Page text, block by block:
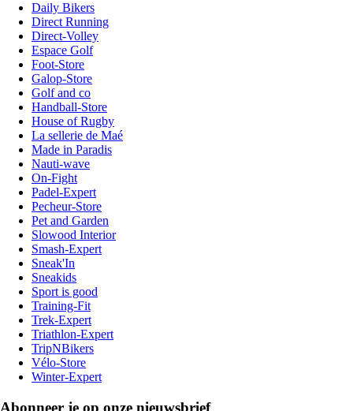
Daily Bikers
Direct Running
Direct-Volley
Espace Golf
Foot-Store
Galop-Store
Golf and co
Handball-Store
House of Rugby
La sellerie de Maé
Made in Paradis
Nauti-wave
On-Fight
Padel-Expert
Pecheur-Store
Pet and Garden
Slowood Interior
Smash-Expert
Sneak'In
Sneakids
Sport is good
Training-Fit
Trek-Expert
Triathlon-Expert
TripNBikers
Vélo-Store
Winter-Expert
Abonneer je op onze nieuwsbrief